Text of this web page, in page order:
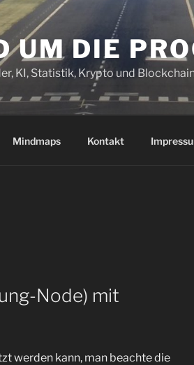
UM DIE
KI, Statistik, Krypto und
Mindmaps Kontakt
Node) mit
werden kann, man beachte die